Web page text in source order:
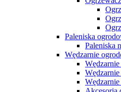
Paleniska
Paleniska
Wędzarnie